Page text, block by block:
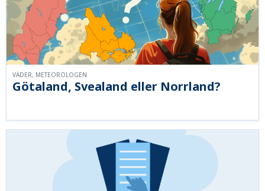
Götaland, Svealand eller Norrland?
VÄDER, METEOROLOGEN